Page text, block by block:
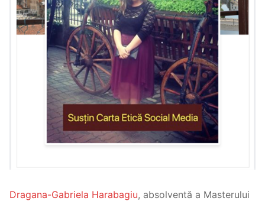
Dragana-Gabriela Harabagiu, absolventă a Masterului